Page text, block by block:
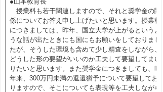
授業料も若干関連しますので、それと奨学金の関
係についてお答え申し上げたいと思います。授業料
につきましては、昨年、国立大学が上がるというよ
うな話が出たときにも国にもお願いをしておりまし
たが、そうした環境も含めて少し精査をしながら、
どうした形の要望がいいのか工夫して要望してまい
りたいと思います。また奨学金につきましても、昨
年来、300万円未満の返還猶予について要望してお
りますので、そこについても表現等を工夫しながら